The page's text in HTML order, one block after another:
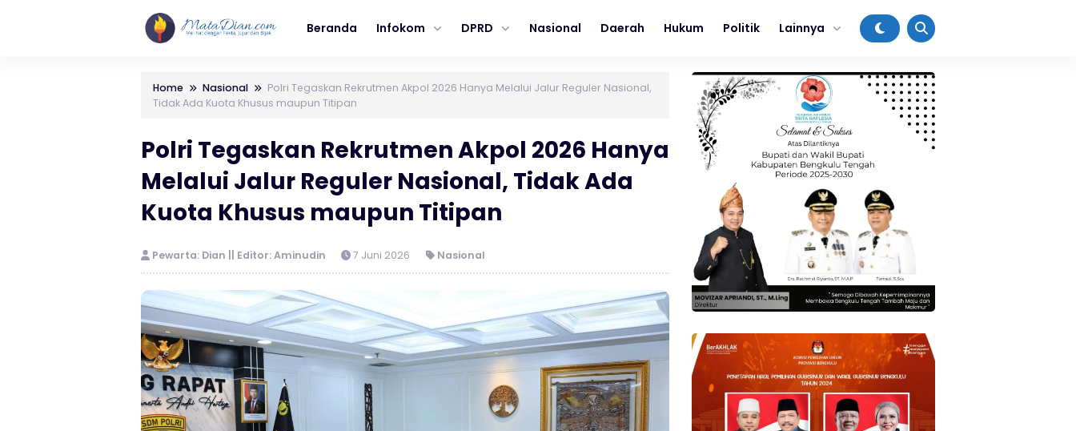
Beranda Infokom DPRD Nasional Daerah Hukum Politik Lainnya
Home Nasional
Polri Tegaskan Rekrutmen Akpol 2026 Hanya Melalui Jalur Reguler Nasional,
Tidak Ada Kuota Khusus maupun Titipan
Polri Tegaskan Rekrutmen Akpol 2026 Hanya
Melalui Jalur Reguler Nasional, Tidak Ada
Kuota Khusus maupun Titipan
Pewarta: Dian || Editor: Aminudin 7 Juni 2026 Nasional